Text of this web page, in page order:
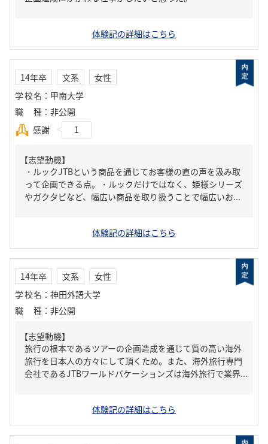
体験記の詳細はこちら
14年卒 文系
女性
学校名 ： 甲南大学
職種 ： 非公開
感謝
1
【志望動機】
・ルックJTBという商品を通じてお客様の直の声を汲み取
って企画できる点。・ルックだけではなく、姫様シリーズ
やガクタビなど、幅広い商品を取り扱うことで幅広いお...
体験記の詳細はこちら
14年卒 文系
女性
学校名 ： 神田外語大学
職種 ： 非公開
【志望動機】
旅行の根本であるツアーの企画造成を通じて質の高い海外
旅行を日本人の方々にして頂くため。また、海外旅行専門
会社であるJTBワールドバケーションズは海外旅行で業界...
体験記の詳細はこちら